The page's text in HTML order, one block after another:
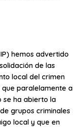
hemos advertido
de las
local del crimen
que paralelamente a
se ha abierto la
grupos criminales
local y que en